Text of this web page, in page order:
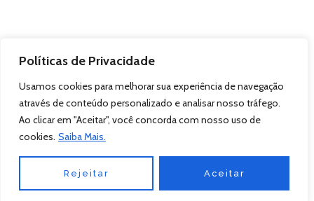
Políticas de Privacidade
Usamos cookies para melhorar sua experiência de navegação
através de conteúdo personalizado e analisar nosso tráfego.
Ao clicar em "Aceitar", você concorda com nosso uso de
cookies. Saiba Mais.
Rejeitar Aceitar